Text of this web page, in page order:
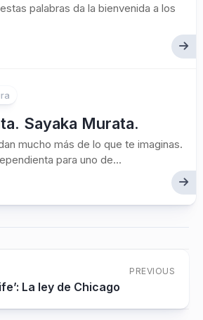
palabras da la bienvenida a los
Sayaka Murata.
mucho más de lo que te imaginas.
para uno de...
PREVIOUS
La ley de Chicago